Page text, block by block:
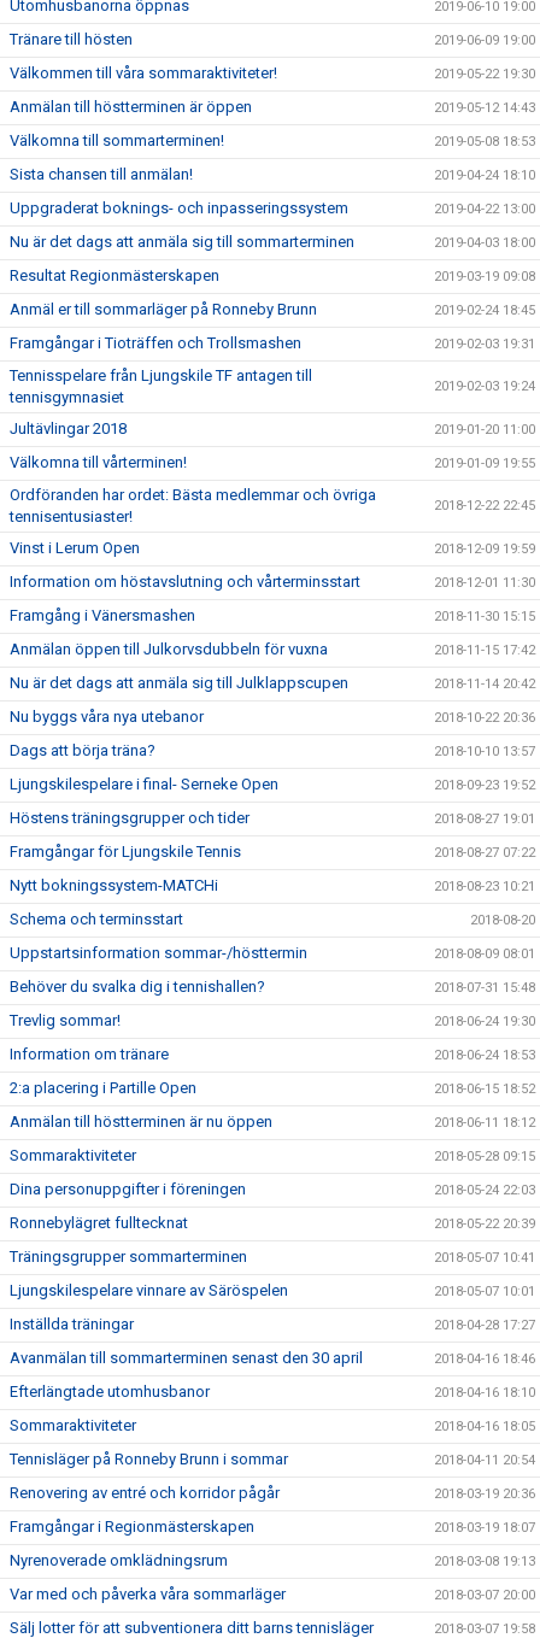
Utomhusbanorna öppnas 2019-06-10 19:00
Tränare till hösten 2019-06-09 19:00
Välkommen till våra sommaraktiviteter! 2019-05-22 19:30
Anmälan till höstterminen är öppen 2019-05-12 14:43
Välkomna till sommarterminen! 2019-05-08 18:53
Sista chansen till anmälan! 2019-04-24 18:10
Uppgraderat boknings- och inpasseringssystem 2019-04-22 13:00
Nu är det dags att anmäla sig till sommarterminen 2019-04-03 18:00
Resultat Regionmästerskapen 2019-03-19 09:08
Anmäl er till sommarläger på Ronneby Brunn 2019-02-24 18:45
Framgångar i Tioträffen och Trollsmashen 2019-02-03 19:31
Tennisspelare från Ljungskile TF antagen till
tennisgymnasiet
2019-02-03 19:24
Jultävlingar 2018 2019-01-20 11:00
Välkomna till vårterminen! 2019-01-09 19:55
Ordföranden har ordet: Bästa medlemmar och övriga
tennisentusiaster!
2018-12-22 22:45
Vinst i Lerum Open 2018-12-09 19:59
Information om höstavslutning och vårterminsstart 2018-12-01 11:30
Framgång i Vänersmashen 2018-11-30 15:15
Anmälan öppen till Julkorvsdubbeln för vuxna 2018-11-15 17:42
Nu är det dags att anmäla sig till Julklappscupen 2018-11-14 20:42
Nu byggs våra nya utebanor 2018-10-22 20:36
Dags att börja träna? 2018-10-10 13:57
Ljungskilespelare i final- Serneke Open 2018-09-23 19:52
Höstens träningsgrupper och tider 2018-08-27 19:01
Framgångar för Ljungskile Tennis 2018-08-27 07:22
Nytt bokningssystem-MATCHi 2018-08-23 10:21
Schema och terminsstart 2018-08-20
Uppstartsinformation sommar-/hösttermin 2018-08-09 08:01
Behöver du svalka dig i tennishallen? 2018-07-31 15:48
Trevlig sommar! 2018-06-24 19:30
Information om tränare 2018-06-24 18:53
2:a placering i Partille Open 2018-06-15 18:52
Anmälan till höstterminen är nu öppen 2018-06-11 18:12
Sommaraktiviteter 2018-05-28 09:15
Dina personuppgifter i föreningen 2018-05-24 22:03
Ronnebylägret fulltecknat 2018-05-22 20:39
Träningsgrupper sommarterminen 2018-05-07 10:41
Ljungskilespelare vinnare av Säröspelen 2018-05-07 10:01
Inställda träningar 2018-04-28 17:27
Avanmälan till sommarterminen senast den 30 april 2018-04-16 18:46
Efterlängtade utomhusbanor 2018-04-16 18:10
Sommaraktiviteter 2018-04-16 18:05
Tennisläger på Ronneby Brunn i sommar 2018-04-11 20:54
Renovering av entré och korridor pågår 2018-03-19 20:36
Framgångar i Regionmästerskapen 2018-03-19 18:07
Nyrenoverade omklädningsrum 2018-03-08 19:13
Var med och påverka våra sommarläger 2018-03-07 20:00
Sälj lotter för att subventionera ditt barns tennisläger 2018-03-07 19:58